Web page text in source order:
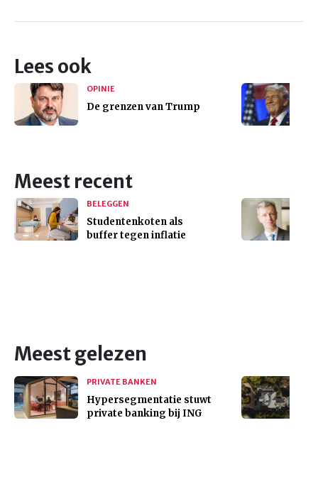
Lees ook
OPINIE
De grenzen van Trump
Meest recent
BELEGGEN
Studentenkoten als
buffer tegen inflatie
Meest gelezen
PRIVATE BANKEN
Hypersegmentatie stuwt
private banking bij ING